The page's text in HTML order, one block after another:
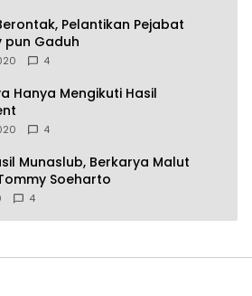
Pelantikan Pejabat
pun Gaduh
4
Hanya Mengikuti Hasil
4
Munaslub, Berkarya Malut
Soeharto
4